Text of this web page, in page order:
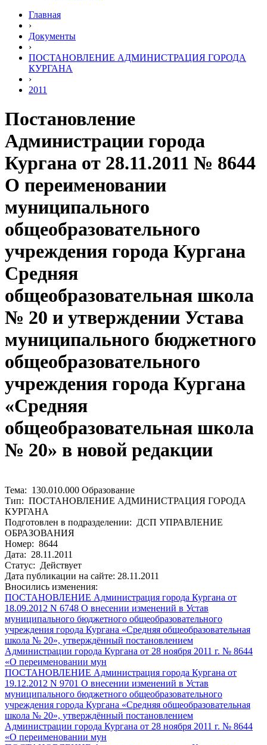
Главная
›
Документы
›
ПОСТАНОВЛЕНИЕ АДМИНИСТРАЦИЯ ГОРОДА
КУРГАНА
›
2011
Постановление
Администрации города
Кургана от 28.11.2011 № 8644
О переименовании
муниципального
общеобразовательного
учреждения города Кургана
Средняя
общеобразовательная школа
№ 20 и утверждении Устава
муниципального бюджетного
общеобразовательного
учреждения города Кургана
«Средняя
общеобразовательная школа
№ 20» в новой редакции
Тема: 130.010.000 Образование
Тип: ПОСТАНОВЛЕНИЕ АДМИНИСТРАЦИЯ ГОРОДА
КУРГАНА
Подготовлен в подразделении: ДСП УПРАВЛЕНИЕ
ОБРАЗОВАНИЯ
Номер: 8644
Дата: 28.11.2011
Статус: Действует
Дата публикации на сайте: 28.11.2011
Вносились изменения:
ПОСТАНОВЛЕНИЕ Администрация города Кургана от
18.09.2012 N 6748 О внесении изменений в Устав
муниципального бюджетного общеобразовательного
учреждения города Кургана «Средняя общеобразовательная
школа № 20», утверждённый постановлением
Администрации города Кургана от 28 ноября 2011 г. № 8644
«О переименовании мун
ПОСТАНОВЛЕНИЕ Администрация города Кургана от
19.12.2012 N 9701 О внесении изменений в Устав
муниципального бюджетного общеобразовательного
учреждения города Кургана «Средняя общеобразовательная
школа № 20», утверждённый постановлением
Администрации города Кургана от 28 ноября 2011 г. № 8644
«О переименовании мун